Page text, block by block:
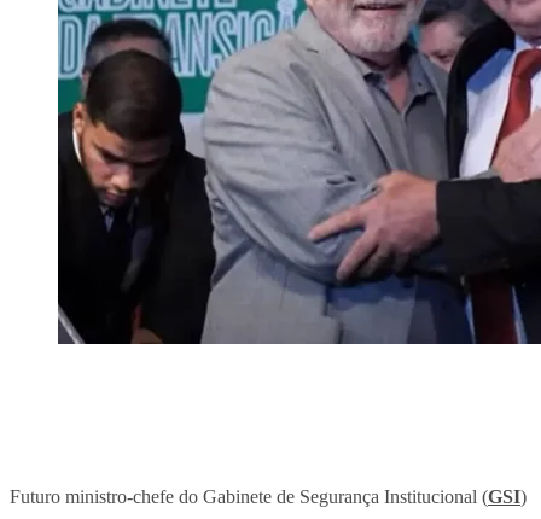
Futuro ministro-chefe do Gabinete de Segurança Institucional (GSI)